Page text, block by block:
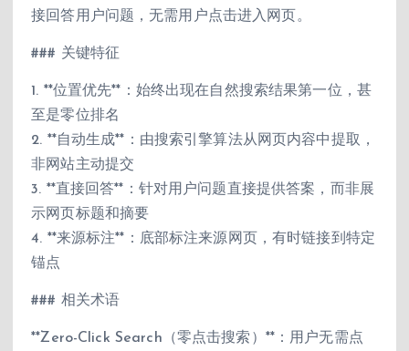
接回答用户问题，无需用户点击进入网页。
### 关键特征
1. **位置优先**：始终出现在自然搜索结果第一位，甚
至是零位排名
2. **自动生成**：由搜索引擎算法从网页内容中提取，
非网站主动提交
3. **直接回答**：针对用户问题直接提供答案，而非展
示网页标题和摘要
4. **来源标注**：底部标注来源网页，有时链接到特定
锚点
### 相关术语
**Zero-Click Search（零点击搜索）**：用户无需点